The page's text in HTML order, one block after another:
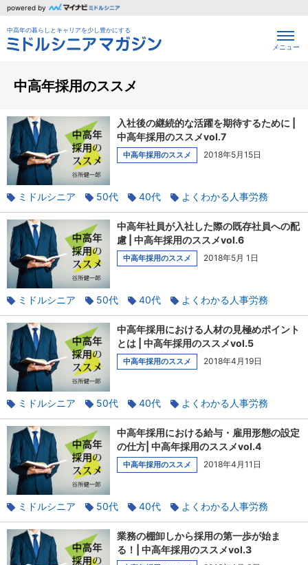
powered by
中高年の暮らしとキャリアを少し豊かにする
メニュー
中高年採用のススメ
入社後の継続的な活躍を期待するために |
中高年採用のススメvol.7
中高年採用のススメ 2018年5月15日
ミドルシニア 50代 40代
よくわかる人事労務
正社員
中高年採用
中高年社員が入社した際の既存社員への配
慮 | 中高年採用のススメvol.6
中高年採用のススメ 2018年5月 1日
ミドルシニア 50代 40代
よくわかる人事労務
正社員
中高年採用
中高年採用における人材の見極めポイント
とは | 中高年採用のススメvol.5
中高年採用のススメ 2018年4月19日
ミドルシニア 50代 40代
よくわかる人事労務
正社員
中高年採用
中高年採用における給与・雇用形態の設定
の仕方| 中高年採用のススメvol.4
中高年採用のススメ 2018年4月11日
ミドルシニア 50代 40代
よくわかる人事労務
正社員
中高年採用
業務の棚卸しから採用の第一歩が始ま
る！| 中高年採用のススメvol.3